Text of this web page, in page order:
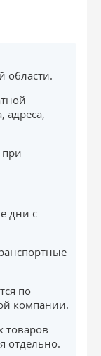
области.
адреса,
дни с
по
компании.
товаров
отдельно.